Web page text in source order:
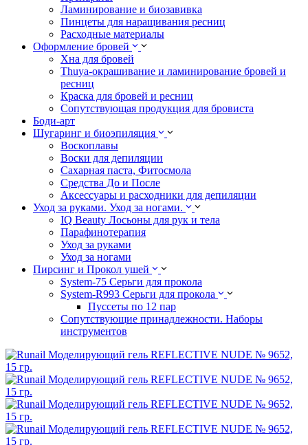
Ламинирование и биозавивка
Пинцеты для наращивания ресниц
Расходные материалы
Оформление бровей
Хна для бровей
Thuya-окрашивание и ламинирование бровей и
ресниц
Краска для бровей и ресниц
Сопутствующая продукция для бровиста
Боди-арт
Шугаринг и биоэпиляция
Воскоплавы
Воски для депиляции
Сахарная паста, Фитосмола
Средства До и После
Аксессуары и расходники для депиляции
Уход за руками. Уход за ногами.
IQ Beauty Лосьоны для рук и тела
Парафинотерапия
Уход за руками
Уход за ногами
Пирсинг и Прокол ушей
System-75 Серьги для прокола
System-R993 Серьги для прокола
Пуссеты по 12 пар
Cопутствующие принадлежности. Наборы
инструментов